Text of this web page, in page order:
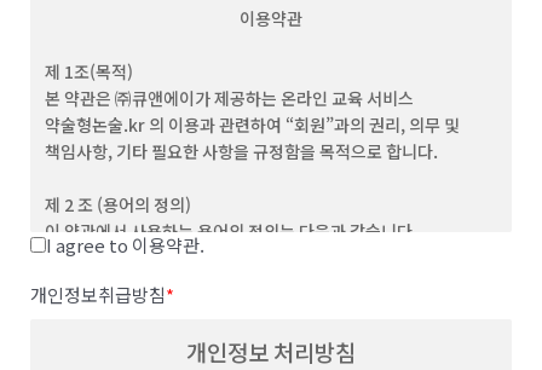
이용약관
제 1조(목적)
본 약관은 ㈜큐앤에이가 제공하는 온라인 교육 서비스
약술형논술.kr 의 이용과 관련하여 “회원”과의 권리, 의무 및
책임사항, 기타 필요한 사항을 규정함을 목적으로 합니다.
제 2 조 (용어의 정의)
이 약관에서 사용하는 용어의 정의는 다음과 같습니다.
(1) "서비스”라 함은 이용자가 이용할 수 있는 웹사이트 관련 제반
서비스를 의미합니다
(2) “이용자”라 함은 회사의 웹사이트에 접속하여 본 약관에 따라
회사가 제공하는 콘텐츠 및 제반 서비스를 이용하는 회원 및
I agree to 이용약관.
개인정보취급방침*
개인정보 처리방침